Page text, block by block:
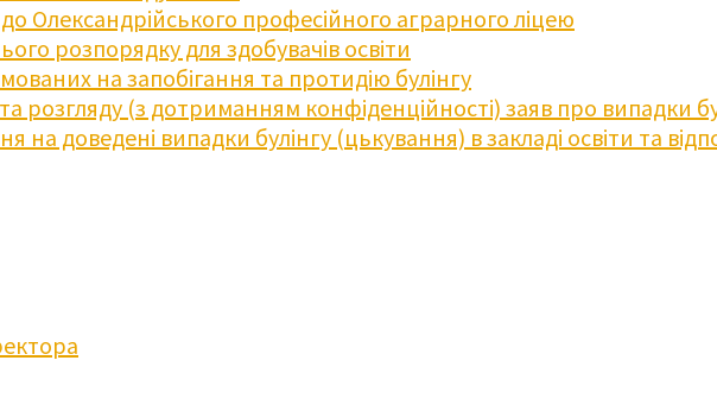
Олександрійського професійного аграрного ліцею
розпорядку для здобувачів освіти
на запобігання та протидію булінгу
розгляду (з дотриманням конфіденційності) заяв про випадки
на доведені випадки булінгу (цькування) в закладі освіти та